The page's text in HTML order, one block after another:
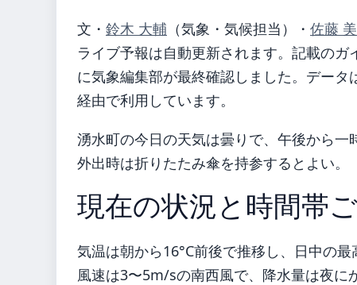
文・ 鈴木 大輔 （気象・気候担当） ・ 佐藤
ライブ予報は自動更新されます。記載のガ
に気象編集部が最終確認しました。デー
経由で利用しています。
湧水町の今日の天気は曇りで、午後から一
外出時は折りたたみ傘を持参するとよい。
現在の状況と時間帯
気温は朝から16°C前後で推移し、日中の
風速は3〜5m/sの南西風で、降水量は夜に